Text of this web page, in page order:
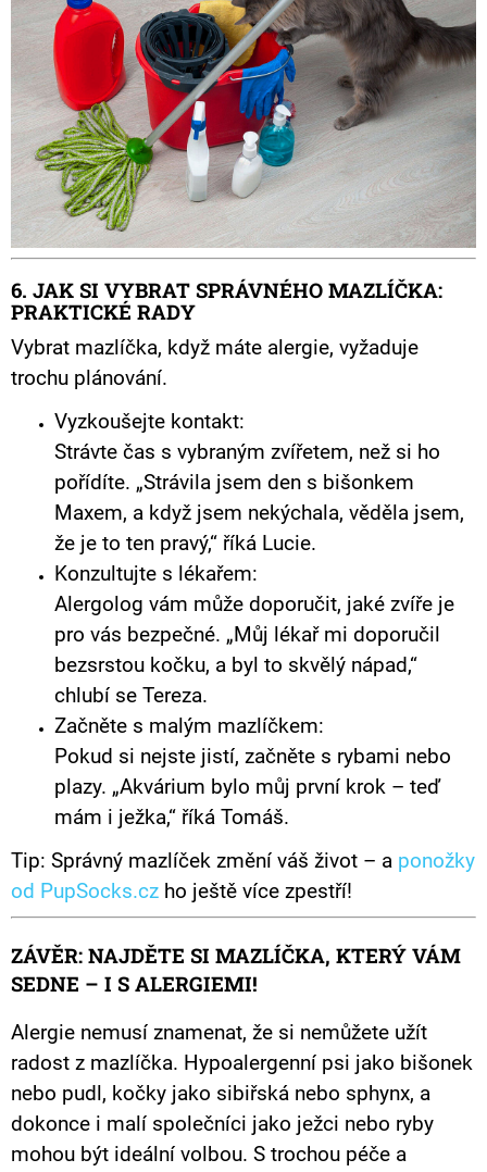
6. JAK SI VYBRAT SPRÁVNÉHO MAZLÍČKA:
PRAKTICKÉ RADY
Vybrat mazlíčka, když máte alergie, vyžaduje
trochu plánování.
Vyzkoušejte kontakt:
Strávte čas s vybraným zvířetem, než si ho
pořídíte. „Strávila jsem den s bišonkem
Maxem, a když jsem nekýchala, věděla jsem,
že je to ten pravý,“ říká Lucie.
Konzultujte s lékařem:
Alergolog vám může doporučit, jaké zvíře je
pro vás bezpečné. „Můj lékař mi doporučil
bezsrstou kočku, a byl to skvělý nápad,“
chlubí se Tereza.
Začněte s malým mazlíčkem:
Pokud si nejste jistí, začněte s rybami nebo
plazy. „Akvárium bylo můj první krok – teď
mám i ježka,“ říká Tomáš.
Tip: Správný mazlíček změní váš život – a ponožky
od PupSocks.cz ho ještě více zpestří!
ZÁVĚR: NAJDĚTE SI MAZLÍČKA, KTERÝ VÁM
SEDNE – I S ALERGIEMI!
Alergie nemusí znamenat, že si nemůžete užít
radost z mazlíčka. Hypoalergenní psi jako bišonek
nebo pudl, kočky jako sibiřská nebo sphynx, a
dokonce i malí společníci jako ježci nebo ryby
mohou být ideální volbou. S trochou péče a